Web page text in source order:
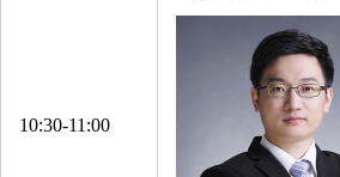
10:30-11:00